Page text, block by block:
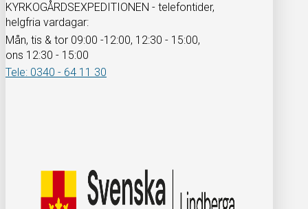
KYRKOGÅRDSEXPEDITIONEN - telefontider,
helgfria vardagar:
Mån, tis & tor 09:00 -12:00, 12:30 - 15:00,
ons 12:30 - 15:00
Tele: 0340 - 64 11 30